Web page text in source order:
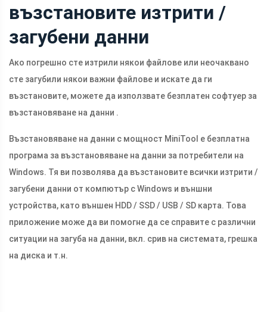
възстановите изтрити /
загубени данни
Ако погрешно сте изтрили някои файлове или неочаквано
сте загубили някои важни файлове и искате да ги
възстановите, можете да използвате безплатен софтуер за
възстановяване на данни .
Възстановяване на данни с мощност MiniTool е безплатна
програма за възстановяване на данни за потребители на
Windows. Тя ви позволява да възстановите всички изтрити /
загубени данни от компютър с Windows и външни
устройства, като външен HDD / SSD / USB / SD карта. Това
приложение може да ви помогне да се справите с различни
ситуации на загуба на данни, вкл. срив на системата, грешка
на диска и т.н.